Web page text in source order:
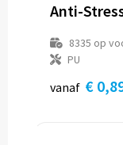
Anti-
8335 op
PU
vanaf €